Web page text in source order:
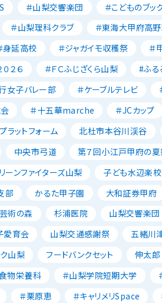
＃山梨交響楽団 ＃こどものブッ
＃山梨理科クラブ ＃東海大甲府高
身延高校 ＃ジャガイモ収穫祭 ＃
２６
＃ＦＣふじざくら山梨 #ふる
女子バレー部
＃ケーブルテレビ
＃十五華marche ＃JCカップ
ラットフォーム
北杜市本谷川渓谷
中央市弓道 第７回小江戸甲府の夏
ーンファイターズ山梨 子ども水辺楽校
部
かるた甲子園 大和証券甲府
術の森
杉浦医院 山梨交響楽団
愛育会
山梨交通感謝祭 五緒川
山梨
フードバンクセット 伸太郎
物栄養科
＃山梨学院短期大学
＃栗原恵 ＃キャリメリSpace